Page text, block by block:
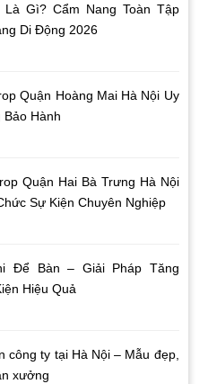
Là Gì? Cẩm Nang Toàn Tập
Di Động 2026
Quận Hoàng Mai Hà Nội Uy
Hành
Quận Hai Bà Trưng Hà Nội
Sự Kiện Chuyên Nghiệp
Để Bàn – Giải Pháp Tăng
Hiệu Quả
công ty tại Hà Nội – Mẫu đẹp,
xưởng